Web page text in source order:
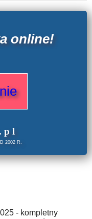
online!
pl
2002 R.
- kompletny